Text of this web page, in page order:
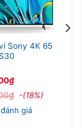
Sony 4K 65
₫
₫ -(18%)
đánh giá